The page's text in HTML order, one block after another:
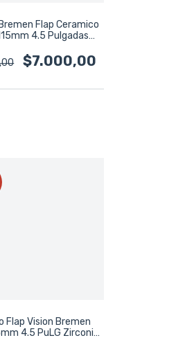
Flap Ceramico
4.5 Pulgadas
$7.000,00
Flap Vision Bremen
4.5 PuLG Zirconio